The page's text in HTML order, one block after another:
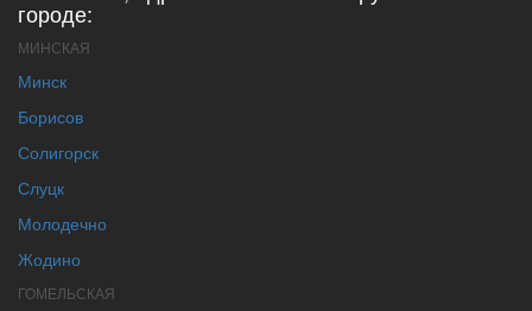
городе:
МИНСКАЯ
Минск
Борисов
Солигорск
Слуцк
Молодечно
Жодино
ГОМЕЛЬСКАЯ